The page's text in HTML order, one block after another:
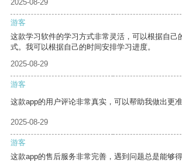
2025-08-29
游客
这款学习软件的学习方式非常灵活，可以根据自己
式。我可以根据自己的时间安排学习进度。
2025-08-29
游客
这款app的用户评论非常真实，可以帮助我做出更准
2025-08-29
游客
这款app的售后服务非常完善，遇到问题总是能够